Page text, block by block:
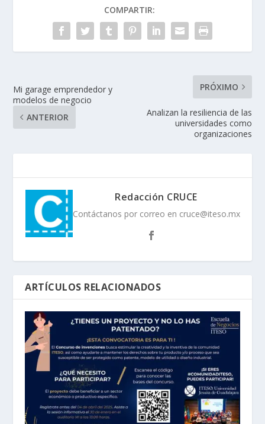
COMPARTIR:
Mi garage emprendedor y
modelos de negocio
ANTERIOR
PRÓXIMO
Analizan la resiliencia de las
universidades como
organizaciones
Redacción CRUCE
Contáctanos por correo en cruce@iteso.mx
ARTÍCULOS RELACIONADOS